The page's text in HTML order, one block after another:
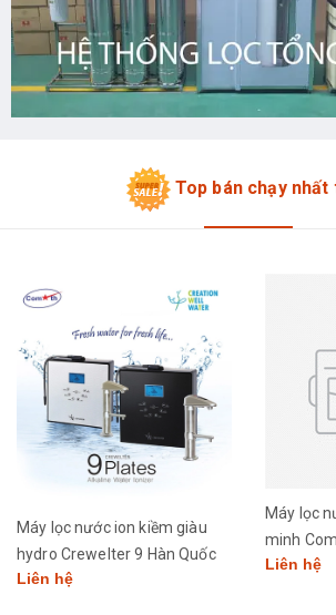
Top bán chạy nhất
Máy lọc nước ion kiềm giàu
hydro Crewelter 9 Hàn Quốc
Liên hệ
Máy lọc
minh
Liên hệ